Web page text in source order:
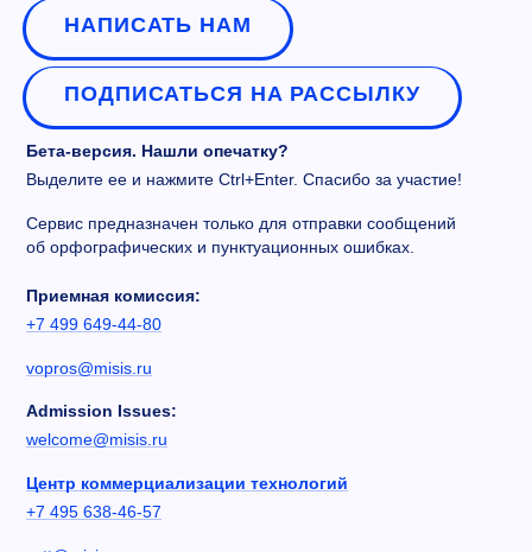
НАПИСАТЬ НАМ
ПОДПИСАТЬСЯ НА РАССЫЛКУ
Бета-версия. Нашли опечатку?
Выделите ее и нажмите Ctrl+Enter. Спасибо за участие!
Сервис предназначен только для отправки сообщений
об орфографических и пунктуационных ошибках.
Приемная комиссия:
+7 499 649-44-80
vopros@misis.ru
Admission Issues:
welcome@misis.ru
Центр коммерциализации технологий
+7 495 638-46-57